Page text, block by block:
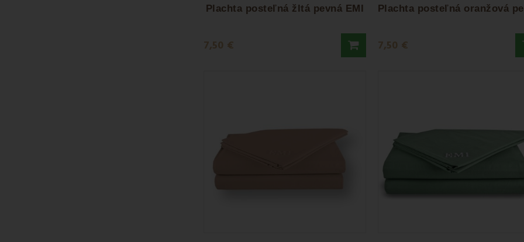
Plachta posteľná žltá pevná EMI
7,50 € 7,50 €